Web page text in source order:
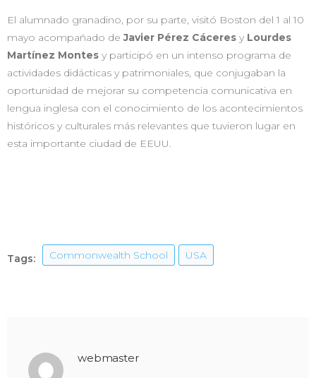
El alumnado granadino, por su parte, visitó Boston del 1 al 10
mayo acompañado deJavier Pérez Cáceres y Lourdes
Martínez Montes y participó en un intenso programa de
actividades didácticas y patrimoniales, que conjugaban la
oportunidad de mejorar su competencia comunicativa en
lengua inglesa con el conocimiento de los acontecimientos
históricos y culturales más relevantes que tuvieron lugar en
esta importante ciudad de EEUU.
Tags: Commonwealth School USA
webmaster